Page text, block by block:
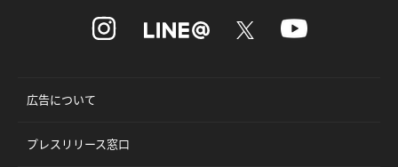
広告について
プレスリリース窓口